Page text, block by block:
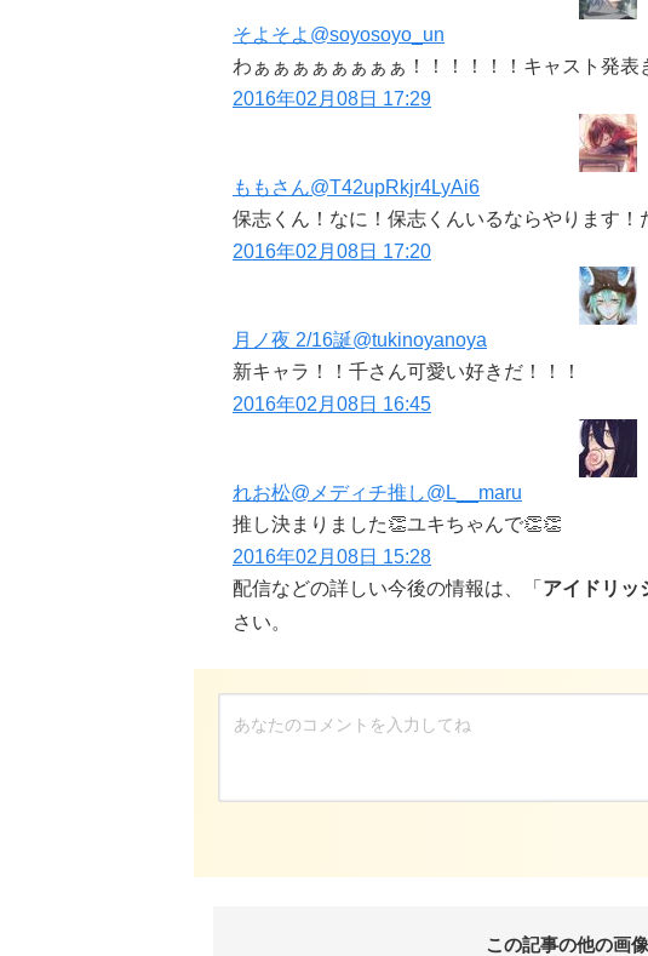
そよそよ @soyosoyo_un
わぁぁぁぁぁぁぁぁ！！！！！！キャスト発
2016年02月08日 17:29
ももさん@T42upRkjr4LyAi6
保志くん！なに！保志くんいるならやります！
2016年02月08日 17:20
月ノ夜 2/16誕@tukinoyanoya
新キャラ！！千さん可愛い好きだ！！！
2016年02月08日 16:45
れお松@メディチ推し@L__maru
推し決まりました👏ユキちゃんで👏👏
2016年02月08日 15:28
配信などの詳しい今後の情報は、「 アイドリッ
さい。
この記事の他の画像